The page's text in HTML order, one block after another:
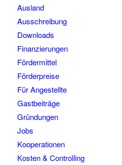
Ausland
Ausschreibung
Downloads
Finanzierungen
Fördermittel
Förderpreise
Für Angestellte
Gastbeiträge
Gründungen
Jobs
Kooperationen
Kosten & Controlling